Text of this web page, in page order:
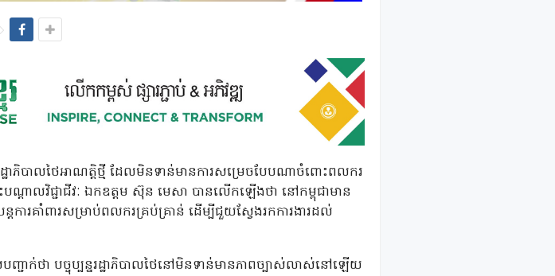
ភិបាលថៃអាណត្តិថ្មី ដែលមិនទាន់មានការសម្រេចបែបណាចំពោះពលករ
បណ្ដាលវិជ្ជាជីវៈ ឯកឧត្តម ស៊ុន មេសា បានលើកឡើងថា នៅកម្ពុជាមាន
ារគាំពារសម្រាប់ពលករគ្រប់គ្រាន់ ដើម្បីជួយស្វែងរកការងារដល់
ក់ថា បច្ចុប្បន្នរដ្ឋាភិបាលថៃនៅមិនទាន់មានភាពច្បាស់លាស់នៅឡើយ